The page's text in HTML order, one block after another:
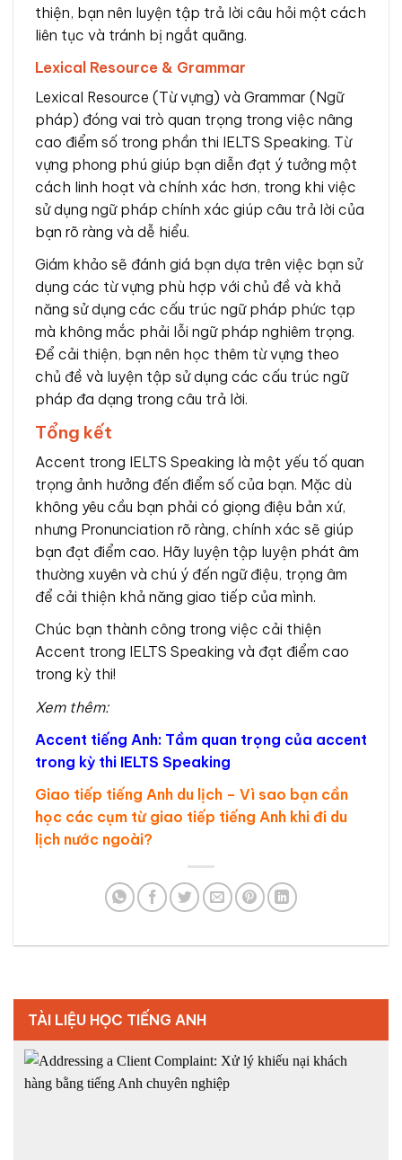
thiện, bạn nên luyện tập trả lời câu hỏi một cách
liên tục và tránh bị ngắt quãng.
Lexical Resource & Grammar
Lexical Resource (Từ vựng) và Grammar (Ngữ
pháp) đóng vai trò quan trọng trong việc nâng
cao điểm số trong phần thi IELTS Speaking. Từ
vựng phong phú giúp bạn diễn đạt ý tưởng một
cách linh hoạt và chính xác hơn, trong khi việc
sử dụng ngữ pháp chính xác giúp câu trả lời của
bạn rõ ràng và dễ hiểu.
Giám khảo sẽ đánh giá bạn dựa trên việc bạn sử
dụng các từ vựng phù hợp với chủ đề và khả
năng sử dụng các cấu trúc ngữ pháp phức tạp
mà không mắc phải lỗi ngữ pháp nghiêm trọng.
Để cải thiện, bạn nên học thêm từ vựng theo
chủ đề và luyện tập sử dụng các cấu trúc ngữ
pháp đa dạng trong câu trả lời.
Tổng kết
Accent trong IELTS Speaking là một yếu tố quan
trọng ảnh hưởng đến điểm số của bạn. Mặc dù
không yêu cầu bạn phải có giọng điệu bản xứ,
nhưng Pronunciation rõ ràng, chính xác sẽ giúp
bạn đạt điểm cao. Hãy luyện tập luyện phát âm
thường xuyên và chú ý đến ngữ điệu, trọng âm
để cải thiện khả năng giao tiếp của mình.
Chúc bạn thành công trong việc cải thiện
Accent trong IELTS Speaking và đạt điểm cao
trong kỳ thi!
Xem thêm:
Accent tiếng Anh: Tầm quan trọng của accent
trong kỳ thi IELTS Speaking
Giao tiếp tiếng Anh du lịch – Vì sao bạn cần
học các cụm từ giao tiếp tiếng Anh khi đi du
lịch nước ngoài?
TÀI LIỆU HỌC TIẾNG ANH